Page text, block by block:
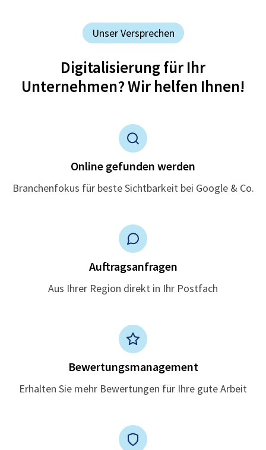
Unser Versprechen
Digitalisierung für Ihr
Unternehmen? Wir helfen Ihnen!
Online gefunden werden
Branchenfokus für beste Sichtbarkeit bei Google & Co.
Auftragsanfragen
Aus Ihrer Region direkt in Ihr Postfach
Bewertungsmanagement
Erhalten Sie mehr Bewertungen für Ihre gute Arbeit